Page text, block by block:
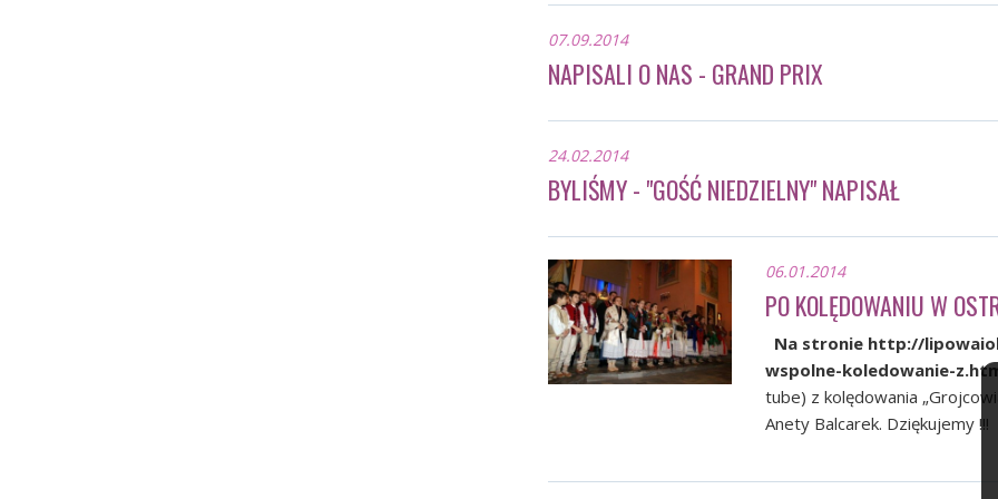
07.09.2014
NAPISALI O NAS - GRAND PRIX
24.02.2014
BYLIŚMY - "GOŚĆ NIEDZIELNY" NAPISAŁ
06.01.2014
PO KOLĘDOWANIU W
Na stronie http://
wspolne-koledowanie-
tube) z kolędowania
Anety Balcarek. Dziękujemy